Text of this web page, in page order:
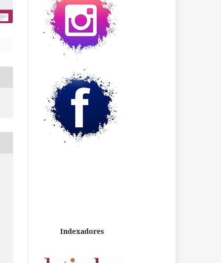
Indexadores